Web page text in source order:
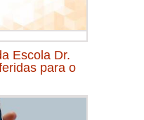
Escola Dr.
para o